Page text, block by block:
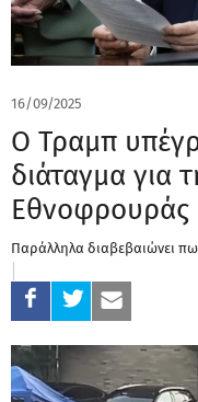
16/09/2025
Ο Τραμπ
διάταγμα για
Εθνοφρουράς
Παράλληλα διαβεβαιώνει